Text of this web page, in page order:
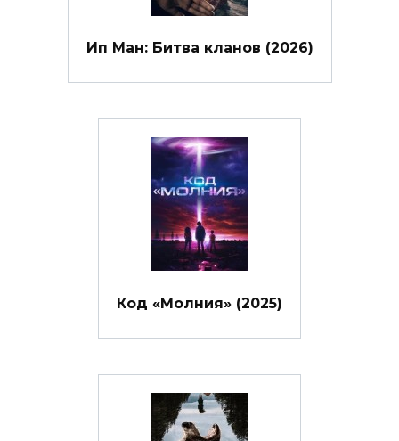
Ип Ман: Битва кланов (2026)
Код «Молния» (2025)